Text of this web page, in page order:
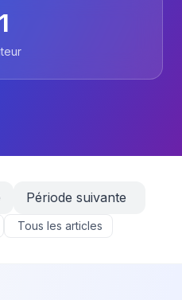
1
Période suivante
Tous les articles